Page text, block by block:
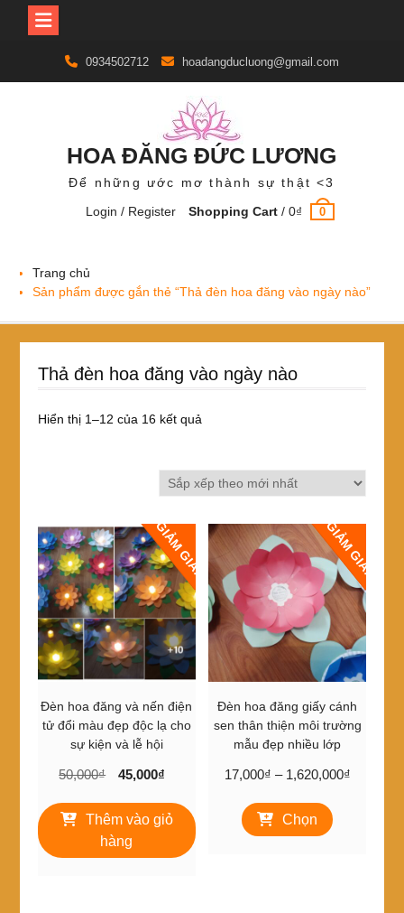
content
0934502712 hoadangducluong@gmail.com
HOA ĐĂNG ĐỨC LƯƠNG
Để những ước mơ thành sự thật <3
Login / Register
Shopping Cart /0₫ 0
Trang chủ
Sản phẩm được gắn thẻ “Thả đèn hoa đăng vào ngày nào”
Thả đèn hoa đăng vào ngày nào
Hiển thị 1–12 của 16 kết quảĐã
theo
mới
GIẢM GIÁ!
Đèn hoa đăng và nến điện
tử đổi màu đẹp độc lạ cho
sự kiện và lễ hội
50,000₫
Giá
là:
50,000₫.
45,000₫
tại
45,000₫.
Thêm vào giỏ
hàng
GIẢM GIÁ!
Đèn hoa đăng giấy cánh
sen thân thiện môi trường
mẫu đẹp nhiều lớp
17,000₫ – 1,620,000₫Khoảng
Chọn
phẩm